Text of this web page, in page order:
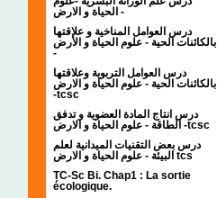
الحياة و الارض -
درس العوامل المناخية و علاقتها
بالكائنات الحية - علوم الحياة و الأرض
-
درس العوامل التربوية وعلاقتها
بالكائنات الحية - علوم الحياة و الارض
-tcsc
درس انتاج المادة العضوية و تدفق
الطاقة - علوم الحياة و الارض -tcsc
درس بعض التقنيات الميدانية لعلم
البيئة - علوم الحياة و الارض tcs
TC-Sc Bi. Chap1 : La sortie
écologique.